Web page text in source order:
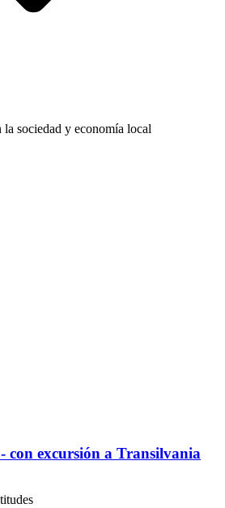
sociedad y economía local
con excursión a Transilvania